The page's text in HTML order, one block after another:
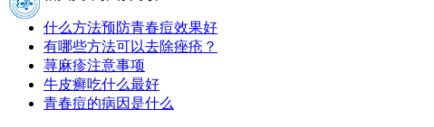
什么方法预防青春痘效果好
有哪些方法可以去除痤疮？
荨麻疹注意事项
牛皮癣吃什么最好
青春痘的病因是什么